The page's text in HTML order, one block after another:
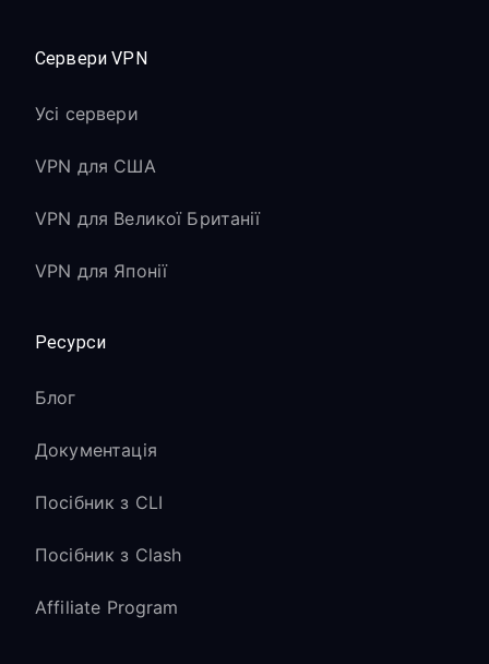
Сервери VPN
Усі сервери
VPN для США
VPN для Великої Британії
VPN для Японії
Ресурси
Блог
Документація
Посібник з CLI
Посібник з Clash
Affiliate Program